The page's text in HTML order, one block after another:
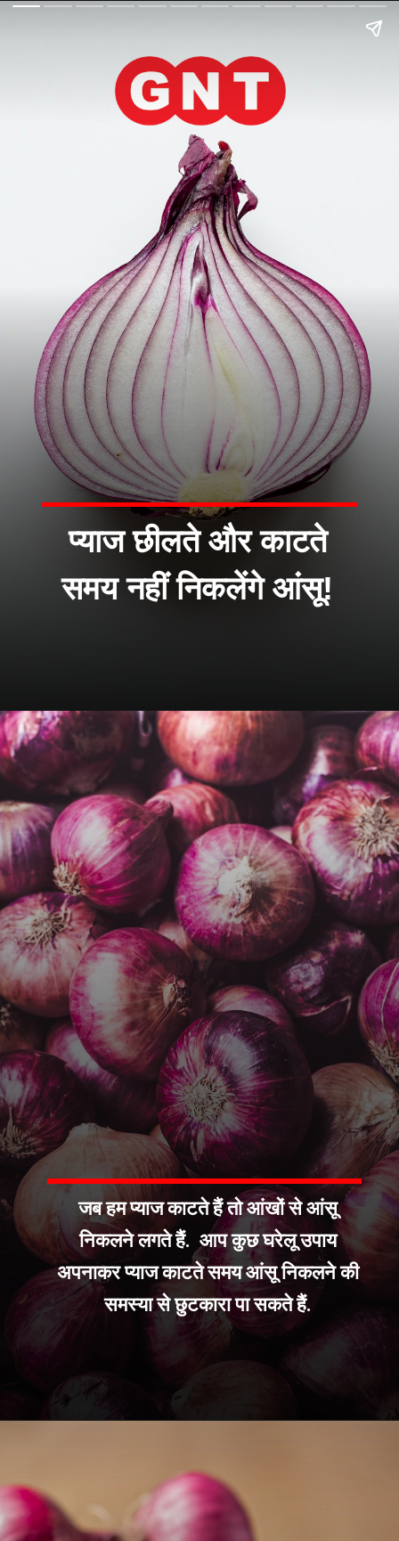
प्याज छीलते और काटते
समय नहीं निकलेंगे आंसू!
जब हम प्याज काटते हैं तो आंखों से आंसू
निकलने लगते हैं. आप कुछ घरेलू उपाय
अपनाकर प्याज काटते समय आंसू निकलने की
समस्या से छुटकारा पा सकते हैं.